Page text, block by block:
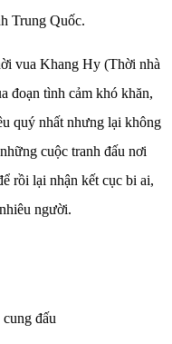
Trung Quốc.
vua Khang Hy (Thời nhà
đoạn tình cảm khó khăn,
quý nhất nhưng lại không
cuộc tranh đấu nơi
rồi lại nhận kết cục bi ai,
người.
đấu